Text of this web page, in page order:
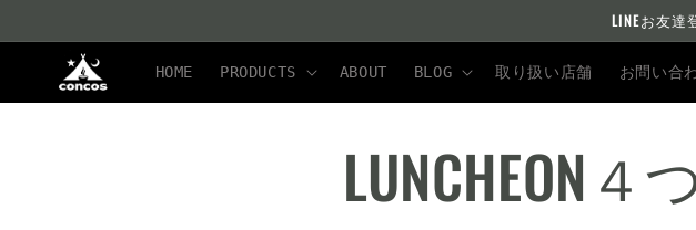
進む
LINEお友達
HOME PRODUCTS ABOUT BLOG 取り扱い店舗 お問い合
LUNCHEON